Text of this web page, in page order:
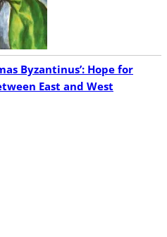
Byzantinus’: Hope for
East and West